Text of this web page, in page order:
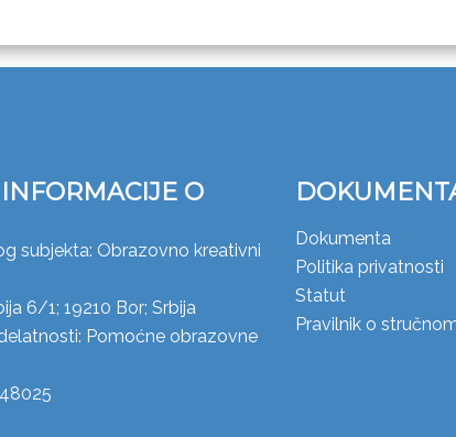
O
subjekta: Obrazovno kreativni
6/1; 19210 Bor; Srbija
Pomoćne obrazovne
Dokumenta
Politika privatnosti
Statut
Pravilnik o